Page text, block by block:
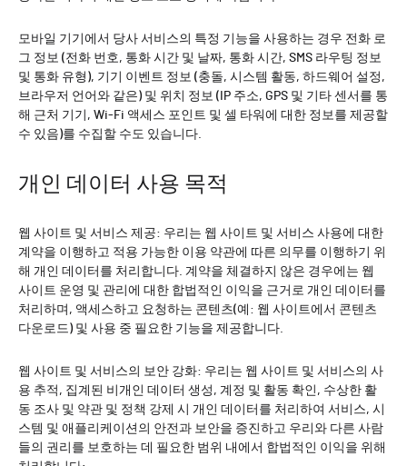
모바일 기기에서 당사 서비스의 특정 기능을 사용하는 경우 전화 로
그 정보 (전화 번호, 통화 시간 및 날짜, 통화 시간, SMS 라우팅 정보
및 통화 유형), 기기 이벤트 정보 (충돌, 시스템 활동, 하드웨어 설정,
브라우저 언어와 같은) 및 위치 정보 (IP 주소, GPS 및 기타 센서를 통
해 근처 기기, Wi-Fi 액세스 포인트 및 셀 타워에 대한 정보를 제공할
수 있음)를 수집할 수도 있습니다.
개인 데이터 사용 목적
웹 사이트 및 서비스 제공: 우리는 웹 사이트 및 서비스 사용에 대한
계약을 이행하고 적용 가능한 이용 약관에 따른 의무를 이행하기 위
해 개인 데이터를 처리합니다. 계약을 체결하지 않은 경우에는 웹
사이트 운영 및 관리에 대한 합법적인 이익을 근거로 개인 데이터를
처리하며, 액세스하고 요청하는 콘텐츠(예: 웹 사이트에서 콘텐츠
다운로드) 및 사용 중 필요한 기능을 제공합니다.
웹 사이트 및 서비스의 보안 강화: 우리는 웹 사이트 및 서비스의 사
용 추적, 집계된 비개인 데이터 생성, 계정 및 활동 확인, 수상한 활
동 조사 및 약관 및 정책 강제 시 개인 데이터를 처리하여 서비스, 시
스템 및 애플리케이션의 안전과 보안을 증진하고 우리와 다른 사람
들의 권리를 보호하는 데 필요한 범위 내에서 합법적인 이익을 위해